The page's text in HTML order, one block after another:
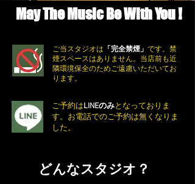
May The Music Be With You !
ご当スタジオは 「完全禁煙」 です。禁
煙スペースはありません。当店前も近
隣環境保全のためご遠慮いただいてお
ります。
ご予約はLINEのみとなっておりま
す。お電話でのご予約は無くなりま
した。
どんなスタジオ？